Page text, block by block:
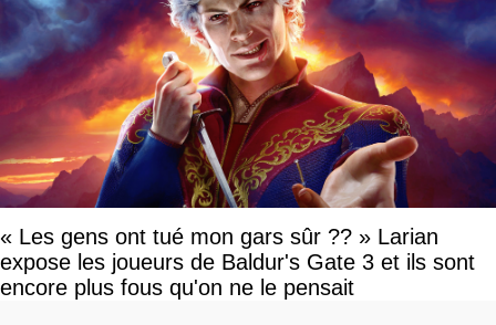
« Les gens ont tué mon gars sûr ?? » Larian
expose les joueurs de Baldur's Gate 3 et ils sont
encore plus fous qu'on ne le pensait